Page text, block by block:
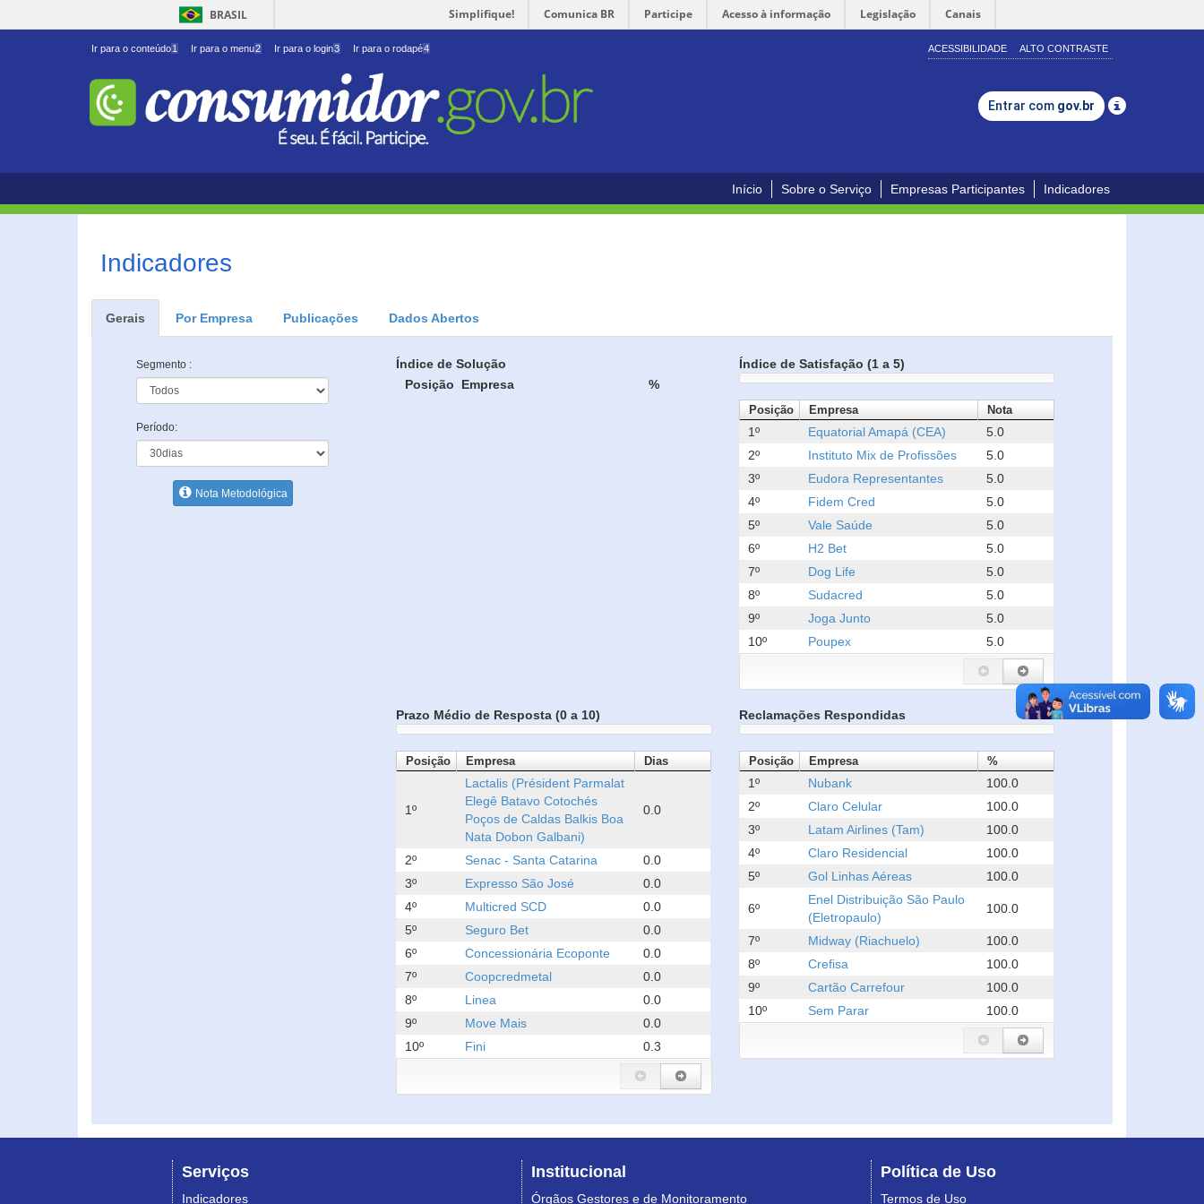
BRASIL Simplifique! Comunica BR Participe Acesso à informação Legislação Canais
Ir para o conteúdo1 Ir para o menu2 Ir para o login3 Ir para o rodapé4 ACESSIBILIDADE ALTO CONTRASTE
Entrar com gov.br
Início Sobre o Serviço Empresas Participantes Indicadores
Indicadores
Gerais Por Empresa Publicações Dados Abertos
Segmento :
Período:
Nota Metodológica
Índice de Solução
Posição
Empresa %
Índice de Satisfação (1 a 5)
Posição Empresa Nota
1º Equatorial Amapá (CEA)
5.0
2º
Instituto Mix de Profissões
5.0
3º
Eudora Representantes
5.0
4º
Fidem Cred
5.0
5º
Vale Saúde
5.0
6º
H2 Bet
5.0
7º
Dog Life
5.0
8º
Sudacred
5.0
9º
Joga Junto
5.0
10º
Poupex 5.0
Prazo Médio de Resposta (0 a 10)
Posição Empresa Dias
1º
Lactalis (Président Parmalat
Elegê Batavo Cotochés
Poços de Caldas Balkis Boa
Nata Dobon Galbani)
0.0
2º Senac - Santa Catarina
0.0
3º
Expresso São José
0.0
4º
Multicred SCD
0.0
5º
Seguro Bet
0.0
6º
Concessionária Ecoponte
0.0
7º
Coopcredmetal
0.0
8º
Linea
0.0
9º
Move Mais
0.0
10º
Fini 0.3
Reclamações Respondidas
Posição Empresa %
1º Nubank
100.0
2º
Claro Celular
100.0
3º
Latam Airlines (Tam)
100.0
4º
Claro Residencial
100.0
5º
Gol Linhas Aéreas 100.0
6º
Enel Distribuição São Paulo
(Eletropaulo)
100.0
7º Midway (Riachuelo)
100.0
8º
Crefisa
100.0
9º
Cartão Carrefour
100.0
10º
Sem Parar 100.0
Serviços
Indicadores
Institucional
Órgãos Gestores e de Monitoramento
Política de Uso
Termos de Uso